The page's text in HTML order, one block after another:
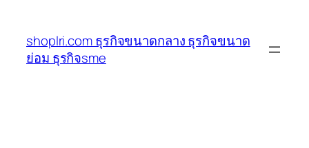
เนื้อหา
shoplri.com ธุรกิจขนาดกลาง ธุรกิจขนาด
ย่อม ธุรกิจsme